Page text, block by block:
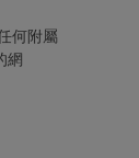
何附屬
網